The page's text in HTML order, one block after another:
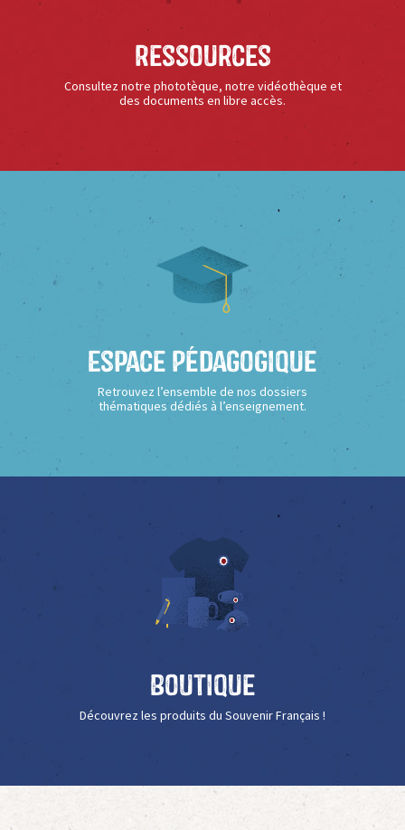
Ressources
Consultez notre phototèque, notre vidéothèque et
des documents en libre accès.
Espace Pédagogique
Retrouvez l’ensemble de nos dossiers
thématiques dédiés à l’enseignement.
Boutique
Découvrez les produits du Souvenir Français !